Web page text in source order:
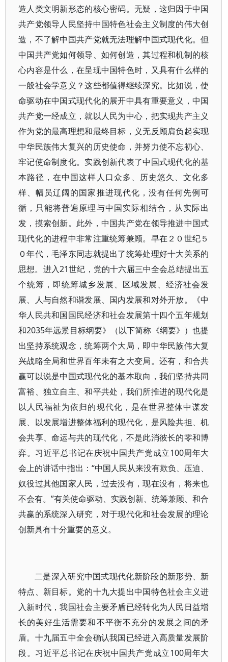
造人类文明新形态的核心密码。无疑，这归因于中国
共产党领导人民坚持中国特色社会主义制度的伟大创
造，不了解中国共产党就无法理解中国式现代化。但
中国共产党如何领导、如何创造，其过程和机制的核
心内容是什么，在呈现中国特色时，又具有什么样的
一般社会学意义？这些都值得继续深究。比如说，使
命驱动在中国式现代化的展开中具有重要意义，中国
共产党一经成立，就以人民为中心，把实现共产主义
作为党的最高理想和最终目标，义无反顾肩负起实现
中华民族伟大复兴的历史使命，并努力使不忘初心、
牢记使命制度化。实践创新代表了中国式现代化的基
本路径，在中国这样人口众多、历史悠久、文化多
样、幅员辽阔的国家推进现代化，没有任何先例可
循，只能将普遍原理与中国实际相结合，从实际出
发，摸索创新。此外，中国共产党在领导推进中国式
现代化的进程中非常注重统筹兼顾。早在２０世纪５
０年代，毛泽东同志就提出了统筹处理好十大关系的
思想。进入21世纪，党的十六届三中全会总结提出五
个统筹，即统筹城乡发展、区域发展、经济社会发
展、人与自然和谐发展、国内发展和对外开放。《中
华人民共和国国民经济和社会发展第十四个五年规划
和2035年远景目标纲要》（以下简称《纲要》）也提
出坚持系统观念，统筹两个大局，即中华民族伟大复
兴战略全局和世界百年未有之大变局。还有，和合共
赢可以说是中国式现代化的基本取向，我们坚持共同
富裕、独立自主、和平共处，我们所推进的现代化是
以人民福祉为依归的现代化，是在世界整体中谋发
展、以发展增进整体福利的现代化，是风险共担、机
会共享、命运与共的现代化，不是此消彼长的零和博
弈。习近平总书记在庆祝中国共产党成立100周年大
会上的讲话中指出：“中国人民从来没有欺负、压迫、
奴役过其他国家人民，过去没有，现在没有，将来也
不会有。”有关使命驱动、实践创新、统筹兼顾、和合
共赢的系统深入研究，对于现代化和社会发展的理论
创新具有十分重要的意义。
二是深入研究中国式现代化新阶段的新形势、新
特点、新目标。党的十九大提出中国特色社会主义进
入新时代，我国社会主要矛盾已经转化为人民日益增
长的美好生活需要和不平衡不充分的发展之间的矛
盾。十九届五中全会确认我国已经进入高质量发展阶
段。习近平总书记在庆祝中国共产党成立100周年大